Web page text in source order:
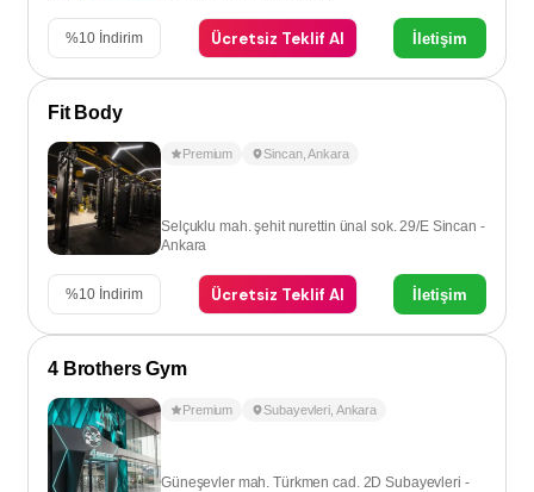
%10 İndirim Ücretsiz Teklif Al İletişim
Fit Body
Premium Sincan,Ankara
Selçuklu mah. şehit nurettin ünal sok. 29/E Sincan -
Ankara
%10 İndirim Ücretsiz Teklif Al İletişim
4 Brothers Gym
Premium Subayevleri Ankara
Güneşevler mah. Türkmen cad. 2D Subayevleri -